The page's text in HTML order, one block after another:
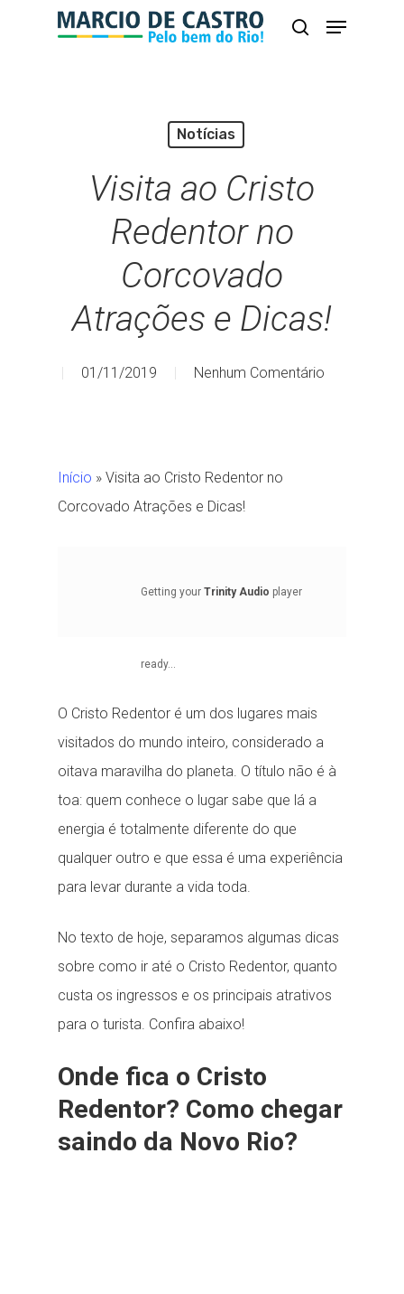
busca
Menu
Notícias
Visita ao Cristo
Redentor no
Corcovado
Atrações e Dicas!
01/11/2019 Nenhum Comentário
Início » Visita ao Cristo Redentor no
Corcovado Atrações e Dicas!
Getting your Trinity Audio player
ready...
O Cristo Redentor é um dos lugares mais
visitados do mundo inteiro, considerado a
oitava maravilha do planeta. O título não é à
toa: quem conhece o lugar sabe que lá a
energia é totalmente diferente do que
qualquer outro e que essa é uma experiência
para levar durante a vida toda.
No texto de hoje, separamos algumas dicas
sobre como ir até o Cristo Redentor, quanto
custa os ingressos e os principais atrativos
para o turista. Confira abaixo!
Onde fica o Cristo
Redentor? Como chegar
saindo da Novo Rio?